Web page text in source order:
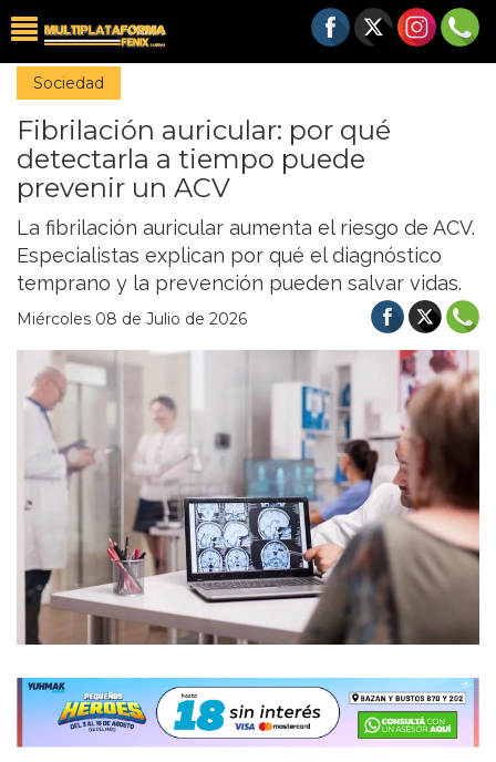
Sociedad
Fibrilación auricular: por qué
detectarla a tiempo puede
prevenir un ACV
La fibrilación auricular aumenta el riesgo de ACV.
Especialistas explican por qué el diagnóstico
temprano y la prevención pueden salvar vidas.
Miércoles 08 de Julio de 2026